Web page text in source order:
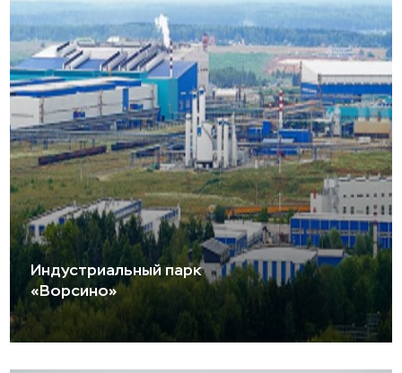
Индустриальный парк
«Ворсино»